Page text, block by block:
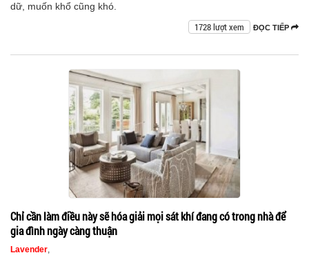
dữ, muốn khổ cũng khó.
ĐỌC TIẾP
1728 lượt xem
Chỉ cần làm điều này sẽ hóa giải mọi sát khí đang có trong nhà để
gia đình ngày càng thuận
Lavender,